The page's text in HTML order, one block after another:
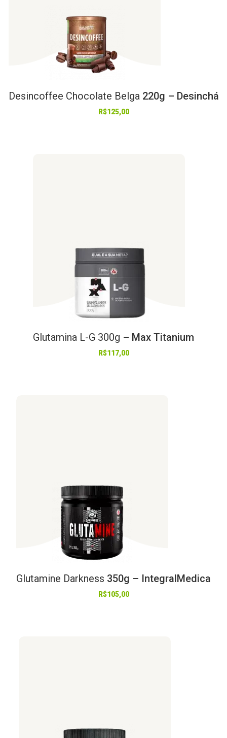
Desincoffee Chocolate Belga220g – Desinchá
R$125,00
Glutamina L-G 300g – Max Titanium
R$117,00
Glutamine Darkness 350g – IntegralMedica
R$105,00